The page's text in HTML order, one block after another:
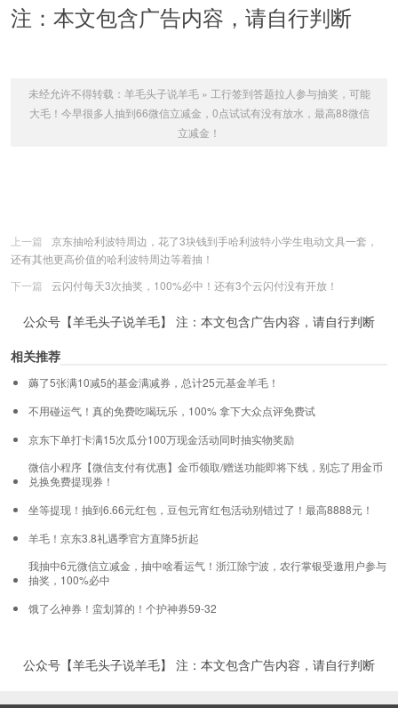
注：本文包含广告内容，请自行判断
未经允许不得转载： 羊毛头子说羊毛» 工行签到答题拉人参与抽奖，可能
大毛！今早很多人抽到66微信立减金，0点试试有没有放水，最高88微信
立减金！
上一篇
京东抽哈利波特周边，花了3块钱到手哈利波特小学生电动文具一套，
还有其他更高价值的哈利波特周边等着抽！
下一篇
云闪付每天3次抽奖，100%必中！还有3个云闪付没有开放！
公众号【羊毛头子说羊毛】 注：本文包含广告内容，请自行判断
相关推荐
薅了5张满10减5的基金满减券，总计25元基金羊毛！
不用碰运气！真的免费吃喝玩乐，100% 拿下大众点评免费试
京东下单打卡满15次瓜分100万现金活动同时抽实物奖励
微信小程序【微信支付有优惠】金币领取/赠送功能即将下线，别忘了用金币
兑换免费提现券！
坐等提现！抽到6.66元红包，豆包元宵红包活动别错过了！最高8888元！
羊毛！京东3.8礼遇季官方直降5折起
我抽中6元微信立减金，抽中啥看运气！浙江除宁波，农行掌银受邀用户参与
抽奖，100%必中
饿了么神券！蛮划算的！个护神券59-32
公众号【羊毛头子说羊毛】 注：本文包含广告内容，请自行判断